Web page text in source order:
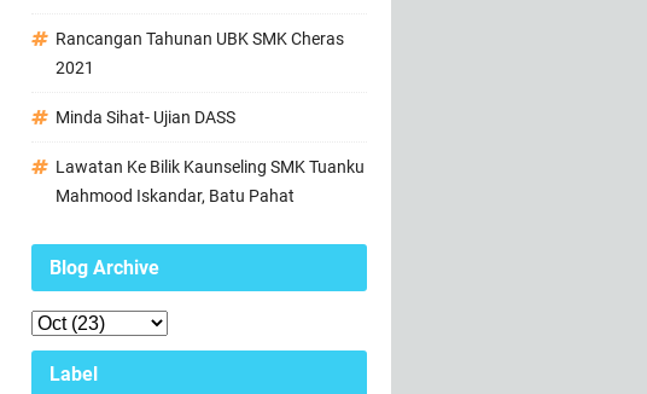
Rancangan Tahunan UBK SMK Cheras
2021
Minda Sihat- Ujian DASS
Lawatan Ke Bilik Kaunseling SMK Tuanku
Mahmood Iskandar, Batu Pahat
Blog Archive
Label